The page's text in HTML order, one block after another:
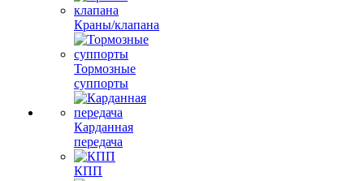
Краны/клапана
Тормозные
суппорты
Карданная
передача
КПП